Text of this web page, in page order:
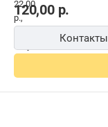
120,00р.
Контакты